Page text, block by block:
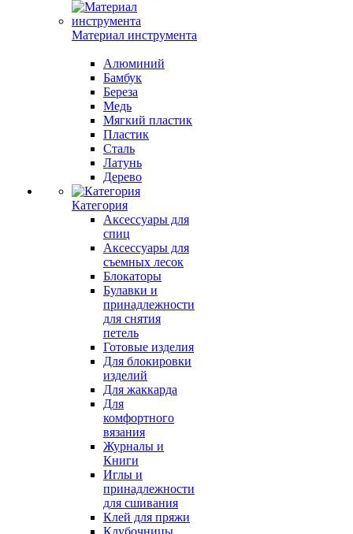
Материал инструмента
Алюминий
Бамбук
Береза
Медь
Мягкий пластик
Пластик
Сталь
Латунь
Дерево
Категория
Аксессуары для
спиц
Аксессуары для
съемных лесок
Блокаторы
Булавки и
принадлежности
для снятия
петель
Готовые изделия
Для блокировки
изделий
Для жаккарда
Для
комфортного
вязания
Журналы и
Книги
Иглы и
принадлежности
для сшивания
Клей для пряжи
Клубочницы